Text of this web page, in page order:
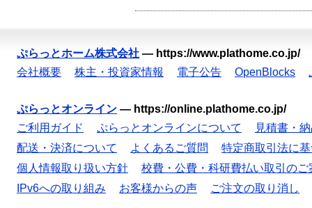
ぷらっとホーム株式会社 — https://www.plathome.co.jp/
会社概要
株主・投資家情報 電子公告 OpenBlocks
ぷらっとオンライン — https://online.plathome.co.jp/
ご利用ガイド
ぷらっとオンラインについて
見積書・
配送・決済について
よくあるご質問
特定商取引法に
個人情報取り扱い方針
校費・公費・科研費払い取引のご
IPv6への取り組み
お客様からの声 ご注文の取り消し